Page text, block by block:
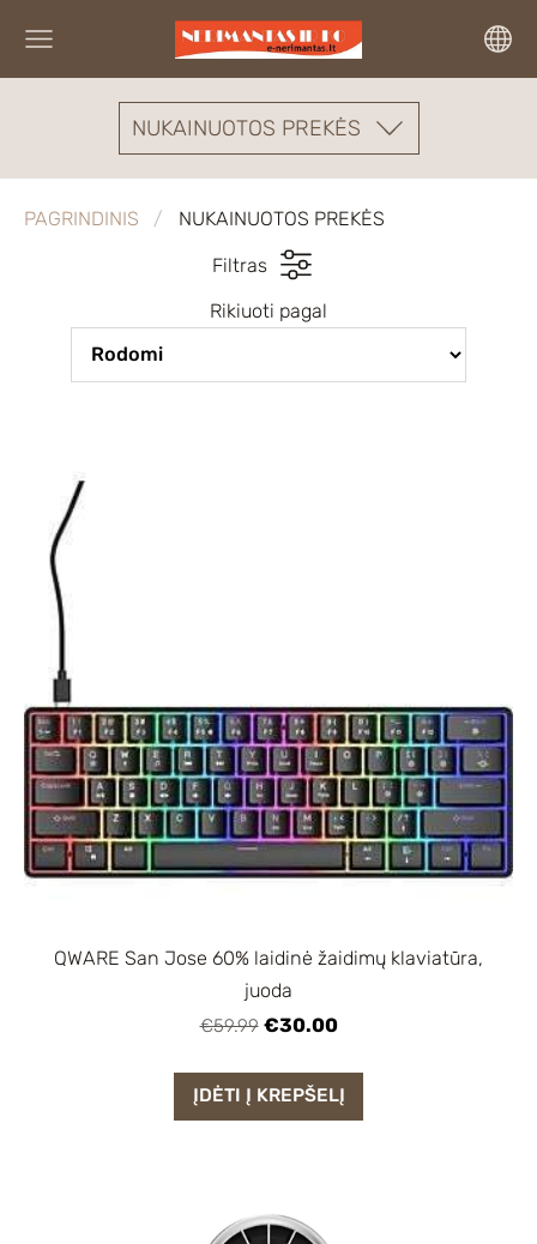
NUKAINUOTOS PREKĖS
PAGRINDINIS NUKAINUOTOS PREKĖS
Filtras
Rikiuoti pagal
QWARE San Jose 60% laidinė žaidimų klaviatūra,
juoda
€59.99 €30.00
ĮDĖTI Į KREPŠELĮ